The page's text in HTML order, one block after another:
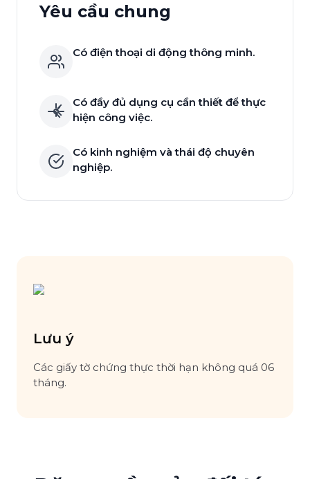
Yêu cầu chung
Có điện thoại di động thông minh.
Có đầy đủ dụng cụ cần thiết để thực
hiện công việc.
Có kinh nghiệm và thái độ chuyên
nghiệp.
Lưu ý
Các giấy tờ chứng thực thời hạn không quá 06
tháng.